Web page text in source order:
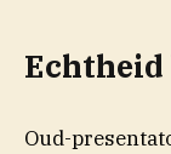
Echtheid
Oud-